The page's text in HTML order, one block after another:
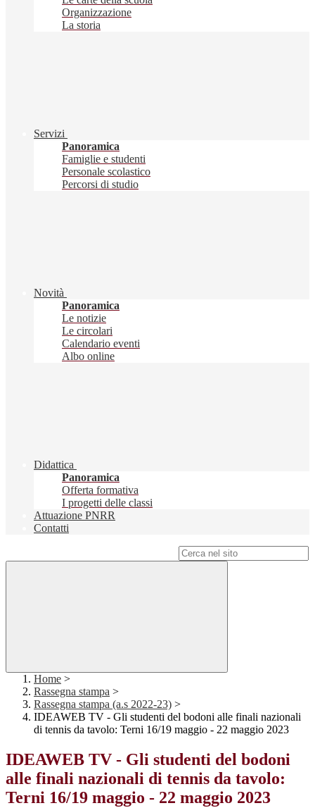
Organizzazione
La storia
Servizi
Panoramica
Famiglie e studenti
Personale scolastico
Percorsi di studio
Novità
Panoramica
Le notizie
Le circolari
Calendario eventi
Albo online
Didattica
Panoramica
Offerta formativa
I progetti delle classi
Attuazione PNRR
Contatti
Home >
Rassegna stampa >
Rassegna stampa (a.s 2022-23) >
IDEAWEB TV - Gli studenti del bodoni alle finali nazionali
di tennis da tavolo: Terni 16/19 maggio - 22 maggio 2023
IDEAWEB TV - Gli studenti del bodoni
alle finali nazionali di tennis da tavolo:
Terni 16/19 maggio - 22 maggio 2023